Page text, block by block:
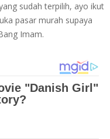
sudah terpilih, ayo ikut
pasar murah supaya
Imam.